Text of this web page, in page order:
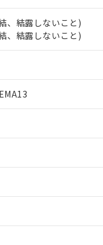
、結露しないこと)
、結露しないこと)